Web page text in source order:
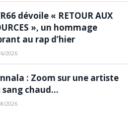
dévoile « RETOUR AUX
», un hommage
au rap d’hier
2026
: Zoom sur une artiste
sang chaud…
2026